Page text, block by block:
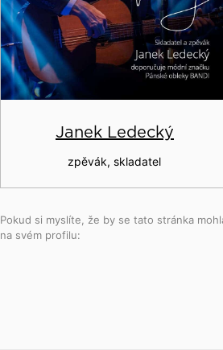
Janek Ledecký
zpěvák, skladatel
Pokud si myslíte, že by se tato stránka
na svém profilu: